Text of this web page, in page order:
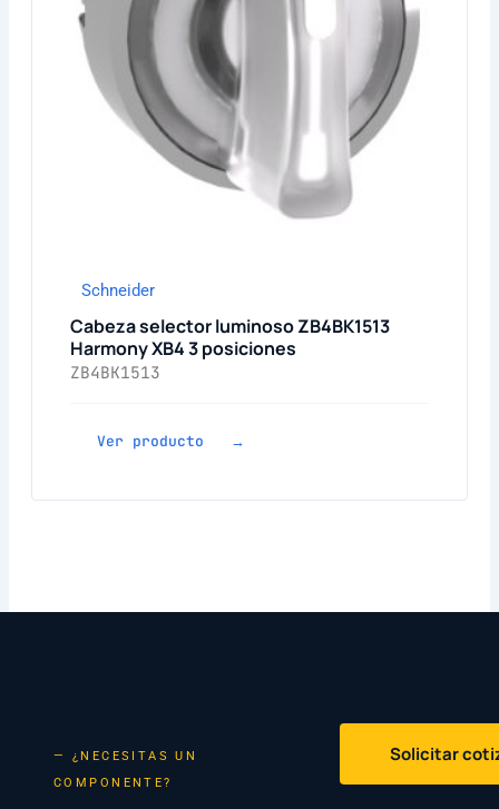
Schneider
Cabeza selector luminoso ZB4BK1513
Harmony XB4 3 posiciones
ZB4BK1513
Ver producto →
— ¿NECESITAS UN
COMPONENTE?
Solicitar